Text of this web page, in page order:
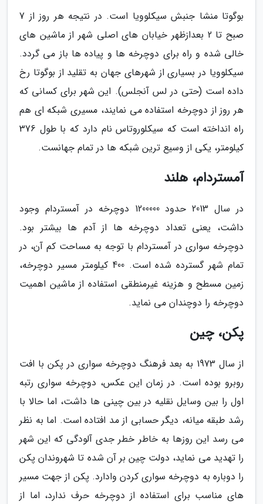
بوگوتا منشا جنبش سیکلوویا است. در نتیجه هر روز از 7
صبح تا 2 بعدازظهر خیابان های اصلی شهر از ماشین های
خالی شده و راه برای دوچرخه ها و پیاده ها باز می گردد.
سیکلوویا در بسیاری از شهرهای جهان به تقلید از بوگوتا رخ
داده است (حتی در لس آنجلس). این شهر برای کسانی که
هر روز از دوچرخه استفاده می نمایند، مسیری شبکه ای هم
راه انداخته است که سیکلوروتاس نام دارد که با طول 376
کیلومتر، یکی از وسیع ترین شبکه ها در تمام جهانست.
آمستردام، هلند
در سال 2013 حدود 1200000 دوچرخه در آمستردام وجود
داشت، یعنی تعداد دوچرخه ها از آدم ها بیشتر بود.
دوچرخه سواری در آمستردام با توجه به مساحت کم آن، در
تمام شهر گسترده شده است. 400 کیلومتر مسیر دوچرخه،
زمین مسطح و هزینه غیرمنطقی استفاده از ماشین اهمیت
دوچرخه را دوچندان می نماید.
پکن، چین
از سال 1973 به بعد فرهنگ دوچرخه سواری در پکن با افت
روبرو بوده است. در زمان این عکس، دوچرخه سواری رتبه
اول را بین وسایل نقلیه در بین چینی ها داشت، اما حالا با
رشد طبقه میانه، دیگر حسابی از مد افتاده است. اما به نظر
می رسد این روزها به خاطر خطر جدی آلودگی که این شهر
را تهدید می نماید، دولت چین بر آن شده تا شهروندان پکن
را دوباره به دوچرخه سواری کردن وادارد. پکن از جهت مسیر
های مناسب برای استفاده از دوچرخه حرف ندارد، اما از